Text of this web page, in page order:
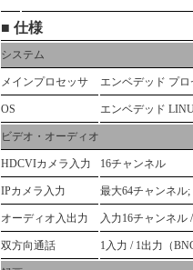
■ 仕様
システム
メインプロセッサ エンベデッド プロ
OS エンベデッド
ビデオ・オーディオ
HDCVIカメラ入力 16チャンネル
IPカメラ入力 最大64チャンネル
オーディオ入出力 入力16チャンネル
双方向通話 1入力 / 1出力（